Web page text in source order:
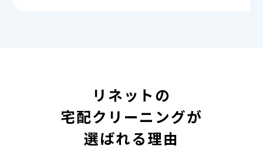
リネットの
宅配クリーニングが
選ばれる理由